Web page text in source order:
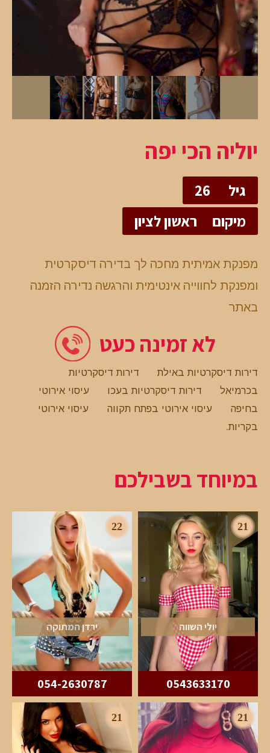
יוליה הכי יפה
גיל
26
מיקום
ראשון לציון
מפנקת אמיתית מחכה לך בדירה דיסקרטית
ומפנקת לחווייה אינטימית והרגשה נדירה הזמנה
באתר
לא זמינה כעט
דירות דיסקרטיות באילת
דירות דיסקרטיות
בכרמיאל
דירות דיסקרטיות בעכו
עיסוי אירוטי
בחיפה
עיסוי אירוטי בפתח תקווה
עיסוי אירוטי
בקריות.
במיוחד בשבילכם
21
יולי השווה
0543633170
22
ירדן המתוקה
054-2630787
21
21